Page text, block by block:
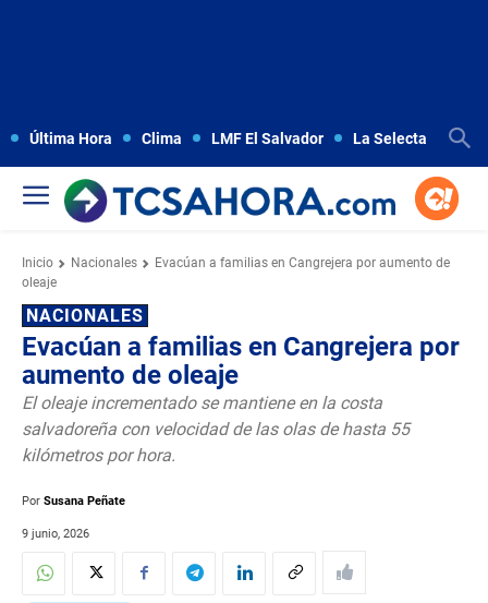
Última Hora Clima LMF El Salvador La Selecta
Inicio Nacionales
Evacúan a familias en Cangrejera por aumento de
oleaje
NACIONALES
Evacúan a familias en Cangrejera por
aumento de oleaje
El oleaje incrementado se mantiene en la costa
salvadoreña con velocidad de las olas de hasta 55
kilómetros por hora.
Por Susana Peñate
9 junio, 2026